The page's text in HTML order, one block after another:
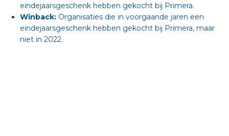
eindejaarsgeschenk hebben gekocht bij Primera.
Winback:Organisaties die in voorgaande jaren een
eindejaarsgeschenk hebben gekocht bij Primera, maar
niet in 2022.